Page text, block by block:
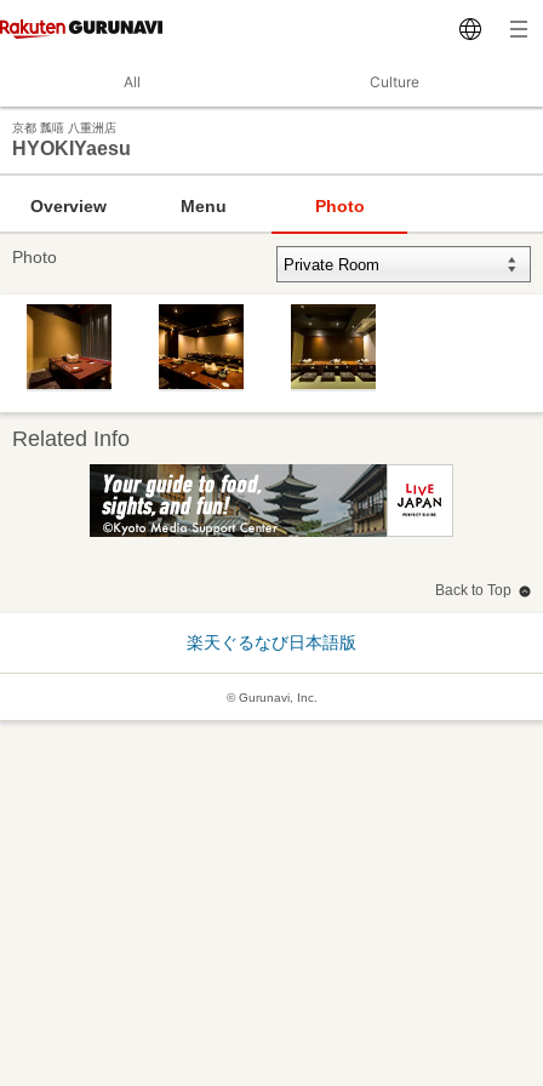
All Culture
京都 瓢嘻 八重洲店
HYOKIYaesu
Overview Menu Photo
Photo
Related Info
Back to Top
楽天ぐるなび日本語版
© Gurunavi, Inc.